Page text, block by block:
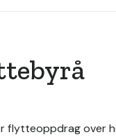
flytteoppdrag over